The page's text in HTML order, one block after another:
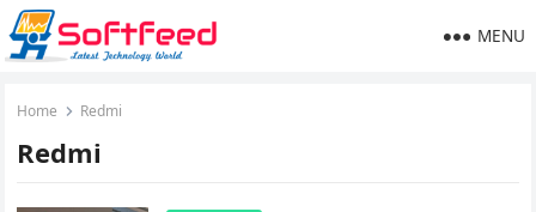
MENU
Home Redmi
Redmi